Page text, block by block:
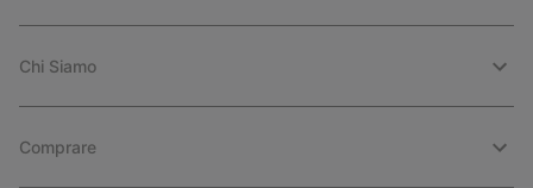
Chi Siamo
Comprare